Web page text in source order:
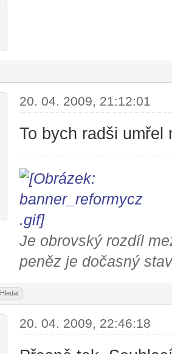
20. 04. 2009, 21:12:01
To bych radši
Je obrovský rozdíl
peněz je dočasný
Hledat
20. 04. 2009, 22:46:18